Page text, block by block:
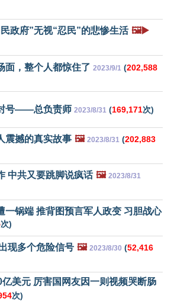
政府”无视“忍民”的悲惨生活 🖼️▶️
面，整个人都惊住了 2023/9/1 (202,588
号——总负责师 2023/8/31 (169,171次)
震撼的真实故事 🖼️ 2023/8/31 (202,883
中共又要跳脚说疯话 🖼️ 2023/8/31
一锅端 推背图预言军人政变 习胆战心
次)
现多个危险信号 🖼️ 2023/8/30 (52,416
美元 厉害国网友因一则视频哭断肠
次)